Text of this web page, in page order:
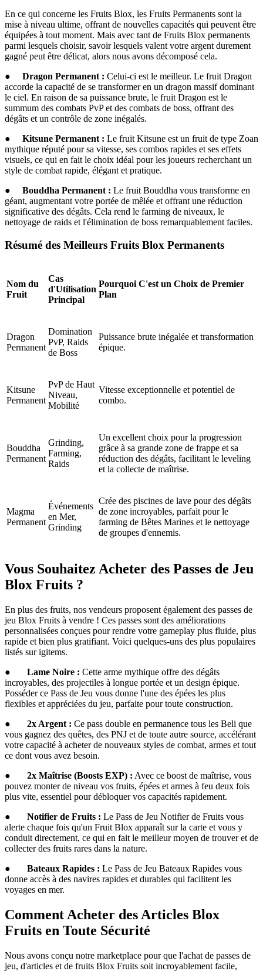
En ce qui concerne les Fruits Blox, les Fruits Permanents sont la
mise à niveau ultime, offrant de nouvelles capacités qui peuvent être
équipées à tout moment. Mais avec tant de Fruits Blox permanents
parmi lesquels choisir, savoir lesquels valent votre argent durement
gagné peut être délicat, alors nous avons décomposé cela.
● Dragon Permanent : Celui-ci est le meilleur. Le fruit Dragon
accorde la capacité de se transformer en un dragon massif dominant
le ciel. En raison de sa puissance brute, le fruit Dragon est le
summum des combats PvP et des combats de boss, offrant des
dégâts et un contrôle de zone inégalés.
● Kitsune Permanent : Le fruit Kitsune est un fruit de type Zoan
mythique réputé pour sa vitesse, ses combos rapides et ses effets
visuels, ce qui en fait le choix idéal pour les joueurs recherchant un
style de combat rapide, élégant et pratique.
● Bouddha Permanent : Le fruit Bouddha vous transforme en
géant, augmentant votre portée de mêlée et offrant une réduction
significative des dégâts. Cela rend le farming de niveaux, le
nettoyage de raids et l'élimination de boss remarquablement faciles.
Résumé des Meilleurs Fruits Blox Permanents
Nom du
Fruit
Cas
d'Utilisation
Principal
Pourquoi C'est un Choix de Premier
Plan
Dragon
Permanent
Domination
PvP, Raids
de Boss
Puissance brute inégalée et transformation
épique.
Kitsune
Permanent
PvP de Haut
Niveau,
Mobilité
Vitesse exceptionnelle et potentiel de
combo.
Bouddha
Permanent
Grinding,
Farming,
Raids
Un excellent choix pour la progression
grâce à sa grande zone de frappe et sa
réduction des dégâts, facilitant le leveling
et la collecte de maîtrise.
Magma
Permanent
Événements
en Mer,
Grinding
Crée des piscines de lave pour des dégâts
de zone incroyables, parfait pour le
farming de Bêtes Marines et le nettoyage
de groupes d'ennemis.
Vous Souhaitez Acheter des Passes de Jeu
Blox Fruits ?
En plus des fruits, nos vendeurs proposent également des passes de
jeu Blox Fruits à vendre ! Ces passes sont des améliorations
personnalisées conçues pour rendre votre gameplay plus fluide, plus
rapide et bien plus gratifiant. Voici quelques-uns des plus populaires
listés sur igitems.
● Lame Noire : Cette arme mythique offre des dégâts
incroyables, des projectiles à longue portée et un design épique.
Posséder ce Pass de Jeu vous donne l'une des épées les plus
flexibles et appréciées du jeu, parfaite pour toute construction.
● 2x Argent : Ce pass double en permanence tous les Beli que
vous gagnez des quêtes, des PNJ et de toute autre source, accélérant
votre capacité à acheter de nouveaux styles de combat, armes et tout
ce dont vous avez besoin.
● 2x Maîtrise (Boosts EXP) : Avec ce boost de maîtrise, vous
pouvez monter de niveau vos fruits, épées et armes à feu deux fois
plus vite, essentiel pour débloquer vos capacités rapidement.
● Notifier de Fruits : Le Pass de Jeu Notifier de Fruits vous
alerte chaque fois qu'un Fruit Blox apparaît sur la carte et vous y
conduit directement, ce qui en fait le meilleur moyen de trouver et de
collecter des fruits rares dans la nature.
● Bateaux Rapides : Le Pass de Jeu Bateaux Rapides vous
donne accès à des navires rapides et durables qui facilitent les
voyages en mer.
Comment Acheter des Articles Blox
Fruits en Toute Sécurité
Nous avons conçu notre marketplace pour que l'achat de passes de
jeu, d'articles et de fruits Blox Fruits soit incroyablement facile,